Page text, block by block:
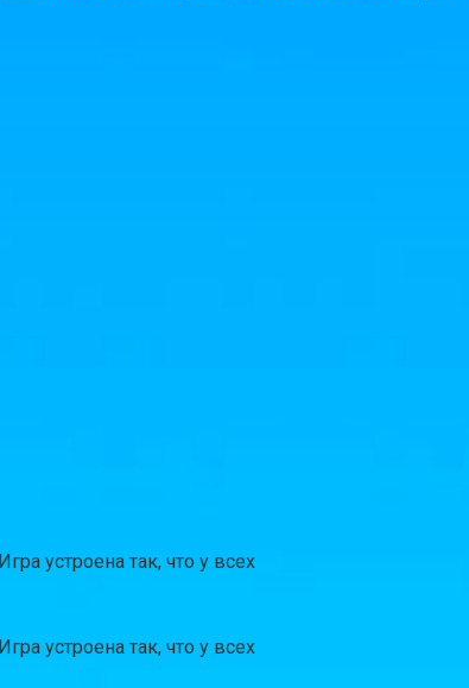
устроена так, что у всех
устроена так, что у всех